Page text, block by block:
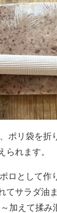
ポリ袋を折
られます。
ロとして作
てサラダ油
加えて揉み